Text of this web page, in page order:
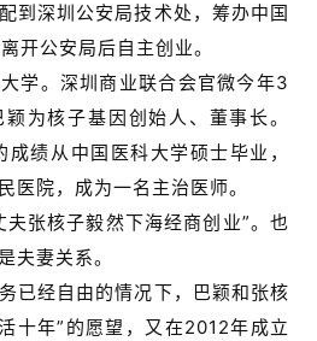
到深圳公安局技术处，筹办中国
开公安局后自主创业。
学。深圳商业联合会官微今年3
为核子基因创始人、董事长。
绩从中国医科大学硕士毕业，
医院，成为一名主治医师。
夫张核子毅然下海经商创业”。也
夫妻关系。
已经自由的情况下，巴颖和张核
十年”的愿望，又在2012年成立